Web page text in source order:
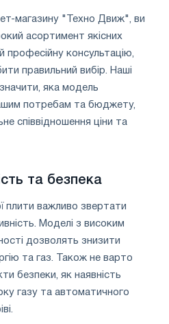
магазину "Техно Движ", ви
асортимент якісних
професійну консультацію,
правильний вибір. Наші
яка модель
потребам та бюджету,
співвідношення ціни та
та безпека
плити важливо звертати
Моделі з високим
дозволять знизити
та газ. Також не варто
безпеки, як наявність
газу та автоматичного